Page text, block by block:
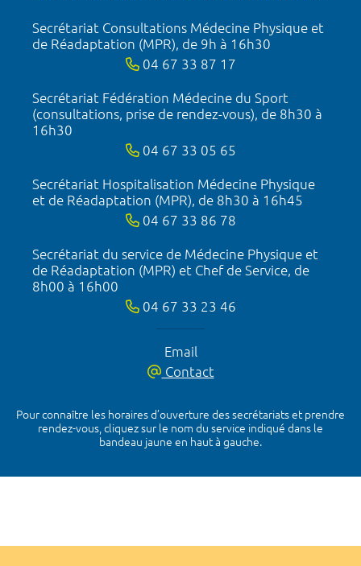
Secrétariat Consultations Médecine Physique et
de Réadaptation (MPR), de 9h à 16h30
04 67 33 87 17
Secrétariat Fédération Médecine du Sport
(consultations, prise de rendez-vous), de 8h30 à
16h30
04 67 33 05 65
Secrétariat Hospitalisation Médecine Physique
et de Réadaptation (MPR), de 8h30 à 16h45
04 67 33 86 78
Secrétariat du service de Médecine Physique et
de Réadaptation (MPR) et Chef de Service, de
8h00 à 16h00
04 67 33 23 46
Email
Contact
Pour connaître les horaires d’ouverture des secrétariats et prendre
rendez-vous, cliquez sur le nom du service indiqué dans le
bandeau jaune en haut à gauche.